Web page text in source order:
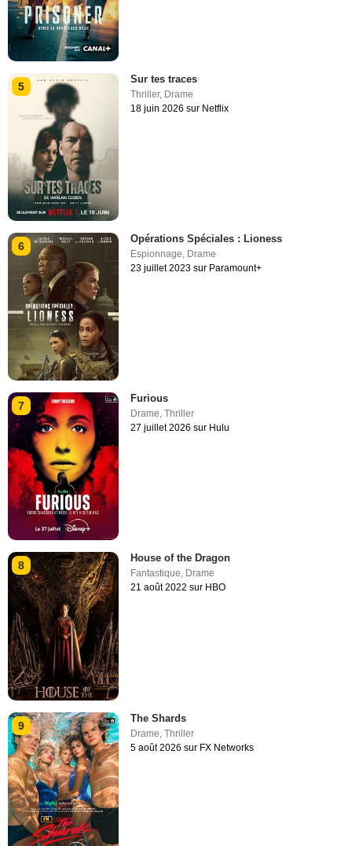
5
Sur tes traces
Thriller, Drame
18 juin 2026 sur Netflix
6
Opérations Spéciales : Lioness
Espionnage, Drame
23 juillet 2023 sur Paramount+
7
Furious
Drame,Thriller
27 juillet 2026 sur Hulu
8
House of the Dragon
Fantastique, Drame
21 août 2022 sur HBO
9
The Shards
Drame ,Thriller
5 août 2026 sur FX Networks